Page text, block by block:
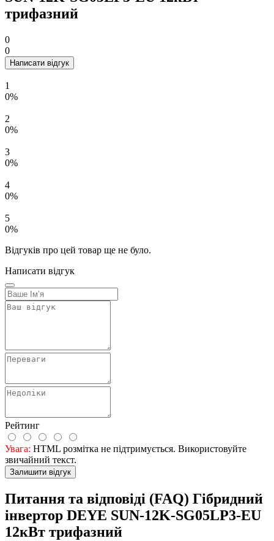
трифазний
0
0
Написати відгук
1
0%
2
0%
3
0%
4
0%
5
0%
Відгуків про цей товар ще не було.
Написати відгук
Рейтинг
Увага: HTML розмітка не підтримується. Використовуйте
звичайний текст.
Залишити відгук
Питання та відповіді (FAQ) Гібридний
інвертор DEYE SUN-12K-SG05LP3-EU
12кВт трифазний